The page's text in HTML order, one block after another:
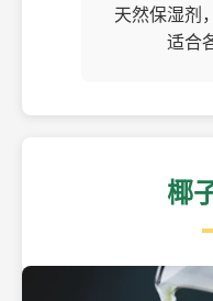
天然保湿剂
适合
椰